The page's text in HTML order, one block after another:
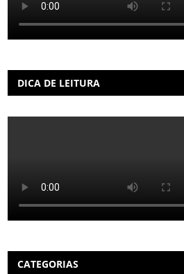
DICA DE LEITURA
CATEGORIAS